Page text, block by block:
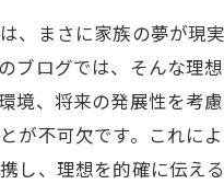
、まさに家族の夢が現
ブログでは、そんな理
境、将来の発展性を考
が不可欠です。これに
し、理想を的確に伝え